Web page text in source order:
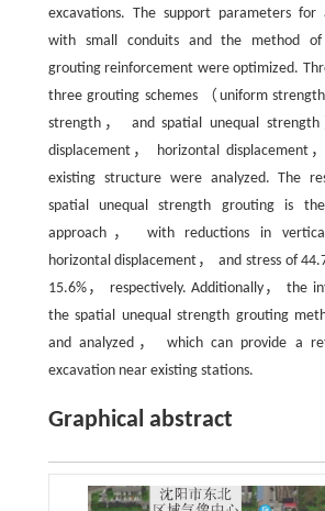
excavations. The support parameters for
with small conduits and the method of
grouting reinforcement were optimized.
three grouting schemes （uniform
strength， and spatial unequal
displacement， horizontal displacement
existing structure were analyzed. The
spatial unequal strength grouting is
approach， with reductions in vertical
horizontal displacement， and stress of
15.6%， respectively. Additionally， the
the spatial unequal strength grouting
and analyzed， which can provide a
excavation near existing stations.
Graphical abstract